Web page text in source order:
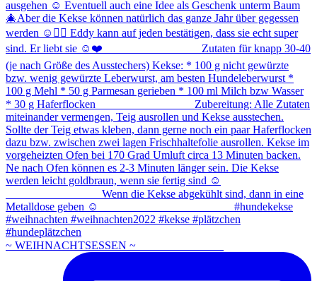
~ WEIHNACHTSESSEN ~ ⠀⠀⠀⠀⠀⠀⠀⠀⠀⠀